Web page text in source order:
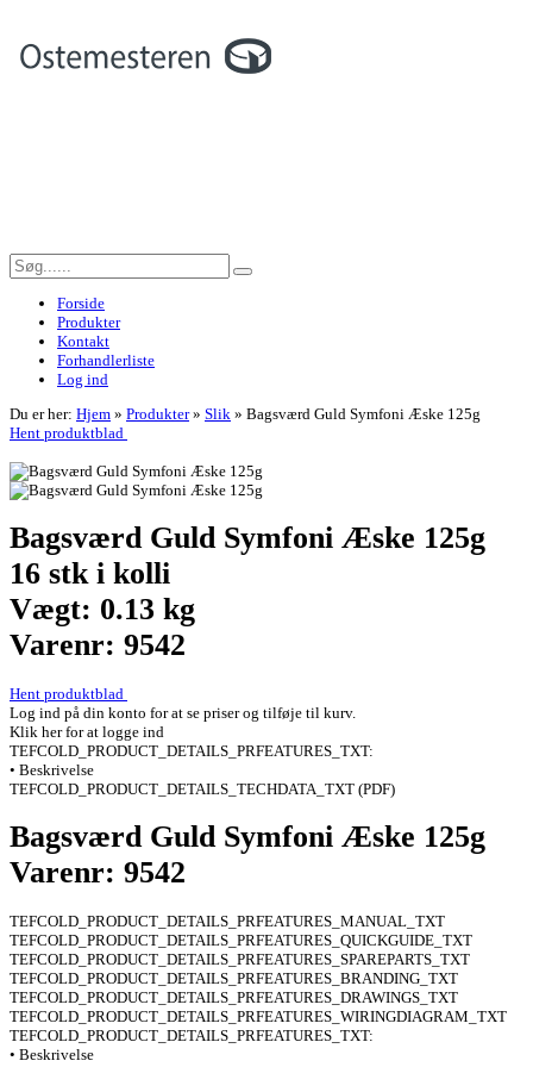
Forside
Produkter
Kontakt
Forhandlerliste
Log ind
Du er her: Hjem » Produkter» Slik » Bagsværd Guld Symfoni Æske 125g
Hent produktblad
Bagsværd Guld Symfoni Æske 125g
16 stk i kolli
Vægt: 0.13 kg
Varenr: 9542
Hent produktblad
Log ind på din konto for at se priser og tilføje til kurv.
Klik her for at logge ind
TEFCOLD_PRODUCT_DETAILS_PRFEATURES_TXT:
• Beskrivelse
TEFCOLD_PRODUCT_DETAILS_TECHDATA_TXT (PDF)
Bagsværd Guld Symfoni Æske 125g
Varenr: 9542
TEFCOLD_PRODUCT_DETAILS_PRFEATURES_MANUAL_TXT
TEFCOLD_PRODUCT_DETAILS_PRFEATURES_QUICKGUIDE_TXT
TEFCOLD_PRODUCT_DETAILS_PRFEATURES_SPAREPARTS_TXT
TEFCOLD_PRODUCT_DETAILS_PRFEATURES_BRANDING_TXT
TEFCOLD_PRODUCT_DETAILS_PRFEATURES_DRAWINGS_TXT
TEFCOLD_PRODUCT_DETAILS_PRFEATURES_WIRINGDIAGRAM_TXT
TEFCOLD_PRODUCT_DETAILS_PRFEATURES_TXT:
• Beskrivelse